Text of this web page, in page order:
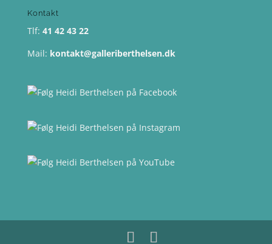
Kontakt
Tlf: 41 42 43 22
Mail: kontakt@galleriberthelsen.dk